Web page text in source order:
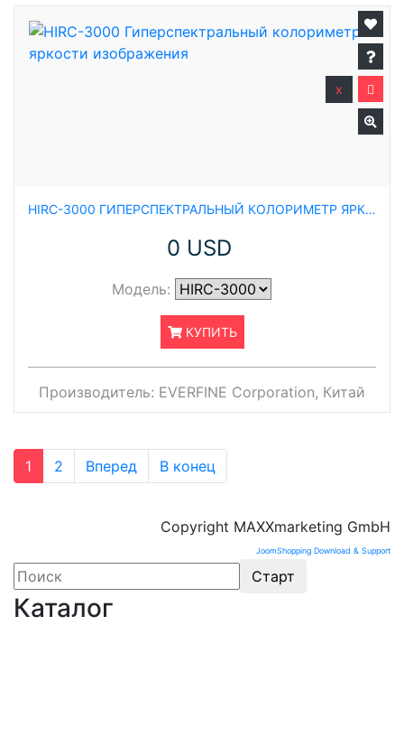
HIRC-3000 ГИПЕРСПЕКТРАЛЬНЫЙ КОЛОРИМЕТР ЯРКОСТИ ИЗОБРАЖЕНИЯ
0 USD
Модель:
КУПИТЬ
x
Производитель: EVERFINE Corporation, Китай
1 2 Вперед В конец
Copyright MAXXmarketing GmbH
JoomShopping Download & Support
Каталог